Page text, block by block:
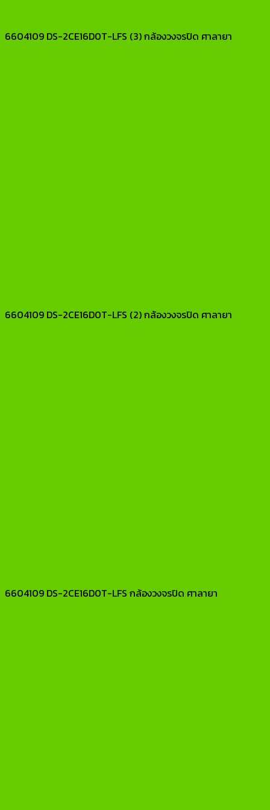
6604109 DS-2CE16D0T-LFS (3) กล้องวงจรปิด ศาลายา
6604109 DS-2CE16D0T-LFS (2) กล้องวงจรปิด ศาลายา
6604109 DS-2CE16D0T-LFS กล้องวงจรปิด ศาลายา